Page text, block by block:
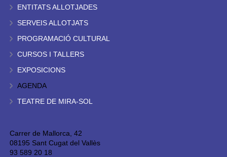
ENTITATS ALLOTJADES
SERVEIS ALLOTJATS
PROGRAMACIÓ CULTURAL
CURSOS I TALLERS
EXPOSICIONS
AGENDA
TEATRE DE MIRA-SOL
Carrer de Mallorca, 42
08195 Sant Cugat del Vallès
93 589 20 18